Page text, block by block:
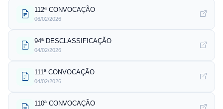
112ª CONVOCAÇÃO
06/02/2026
94ª DESCLASSIFICAÇÃO
04/02/2026
111ª CONVOCAÇÃO
04/02/2026
110ª CONVOCAÇÃO